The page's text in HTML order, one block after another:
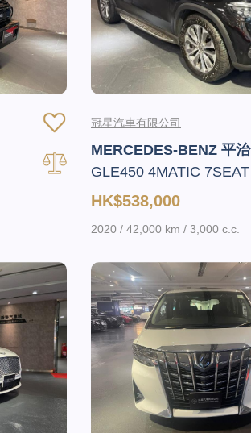
冠星汽車有限公司
MERCEDES-BENZ 平治
GLE450 4MATIC 7SEAT
HK$538,000
2020 / 42,000 km / 3,000 c.c.